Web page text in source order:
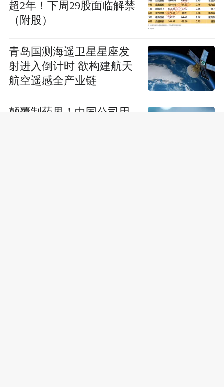
超2年！下周29股面临解禁
（附股）
青岛国测海遥卫星星座发
射进入倒计时 欲构建航天
航空遥感全产业链
颠覆制药界！中国公司用